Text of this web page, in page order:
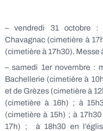
– vendredi 31 octobre :
Chavagnac (cimetière à
(cimetière à 17h30). Messe
– samedi 1er novembre :
Bachellerie (cimetière à
et de Grèzes (cimetière à
(cimetière à 16h) ; à
(cimetière à 15h) ; à
17h) ; à 18h30 en